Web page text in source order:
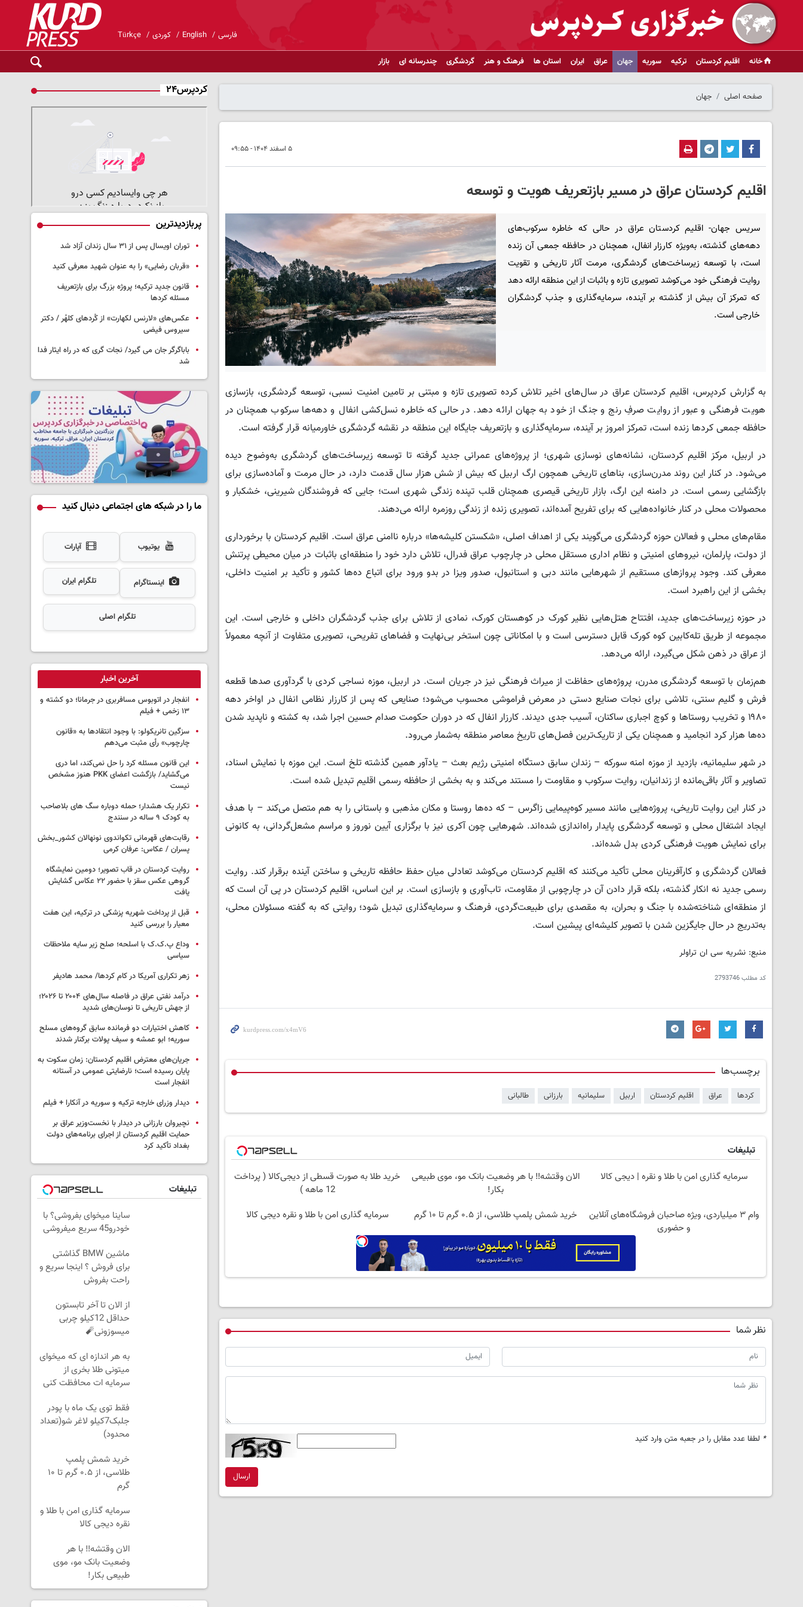
فارسی English کوردی Türkçe
خانه اقلیم کردستان ترکیه سوریه جهان عراق ایران استان ها فرهنگ و هنر گردشگری چندرسانه ای بازار
صفحه اصلی جهان
۵ اسفند ۱۴۰۴ - ۰۹:۵۵
اقلیم کردستان عراق در مسیر بازتعریف هویت و توسعه
سریس جهان- اقلیم کردستان عراق در حالی که خاطره سرکوب‌های
دهه‌های گذشته، به‌ویژه کارزار انفال، همچنان در حافظه جمعی آن زنده
است، با توسعه زیرساخت‌های گردشگری، مرمت آثار تاریخی و تقویت
روایت فرهنگی خود می‌کوشد تصویری تازه و باثبات از این منطقه ارائه دهد
که تمرکز آن بیش از گذشته بر آینده، سرمایه‌گذاری و جذب گردشگران
خارجی است.
به گزارش کردپرس، اقلیم کردستان عراق در سال‌های اخیر تلاش کرده تصویری تازه و مبتنی بر تامین امنیت نسبی، توسعه گردشگری، بازسازی
هویت فرهنگی و عبور از روایت صرفِ رنج و جنگ از خود به جهان ارائه دهد. در حالی که خاطره نسل‌کشی انفال و دهه‌ها سرکوب همچنان در
حافظه جمعی کردها زنده است، تمرکز امروز بر آینده، سرمایه‌گذاری و بازتعریف جایگاه این منطقه در نقشه گردشگری خاورمیانه قرار گرفته است.
در اربیل، مرکز اقلیم کردستان، نشانه‌های نوسازی شهری؛ از پروژه‌های عمرانی جدید گرفته تا توسعه زیرساخت‌های گردشگری به‌وضوح دیده
می‌شود. در کنار این روند مدرن‌سازی، بناهای تاریخی همچون ارگ اربیل که بیش از شش هزار سال قدمت دارد، در حال مرمت و آماده‌سازی برای
بازگشایی رسمی است. در دامنه این ارگ، بازار تاریخی قیصری همچنان قلب تپنده زندگی شهری است؛ جایی که فروشندگان شیرینی، خشکبار و
محصولات محلی در کنار خانواده‌هایی که برای تفریح آمده‌اند، تصویری زنده از زندگی روزمره ارائه می‌دهند.
مقام‌های محلی و فعالان حوزه گردشگری می‌گویند یکی از اهداف اصلی، «شکستن کلیشه‌ها» درباره ناامنی عراق است. اقلیم کردستان با برخورداری
از دولت، پارلمان، نیروهای امنیتی و نظام اداری مستقل محلی در چارچوب عراق فدرال، تلاش دارد خود را منطقه‌ای باثبات در میان محیطی پرتنش
معرفی کند. وجود پروازهای مستقیم از شهرهایی مانند دبی و استانبول، صدور ویزا در بدو ورود برای اتباع ده‌ها کشور و تأکید بر امنیت داخلی،
بخشی از این راهبرد است.
در حوزه زیرساخت‌های جدید، افتتاح هتل‌هایی نظیر کورک در کوهستان کورک، نمادی از تلاش برای جذب گردشگران داخلی و خارجی است. این
مجموعه از طریق تله‌کابین کوه کورک قابل دسترسی است و با امکاناتی چون استخر بی‌نهایت و فضاهای تفریحی، تصویری متفاوت از آنچه معمولاً
از عراق در ذهن شکل می‌گیرد، ارائه می‌دهد.
هم‌زمان با توسعه گردشگری مدرن، پروژه‌های حفاظت از میراث فرهنگی نیز در جریان است. در اربیل، موزه نساجی کردی با گردآوری صدها قطعه
فرش و گلیم سنتی، تلاشی برای نجات صنایع دستی در معرض فراموشی محسوب می‌شود؛ صنایعی که پس از کارزار نظامی انفال در اواخر دهه
۱۹۸۰ و تخریب روستاها و کوچ اجباری ساکنان، آسیب جدی دیدند. کارزار انفال که در دوران حکومت صدام حسین اجرا شد، به کشته و ناپدید شدن
ده‌ها هزار کرد انجامید و همچنان یکی از تاریک‌ترین فصل‌های تاریخ معاصر منطقه به‌شمار می‌رود.
در شهر سلیمانیه، بازدید از موزه امنه سورکه – زندان سابق دستگاه امنیتی رژیم بعث – یادآور همین گذشته تلخ است. این موزه با نمایش اسناد،
تصاویر و آثار باقی‌مانده از زندانیان، روایت سرکوب و مقاومت را مستند می‌کند و به بخشی از حافظه رسمی اقلیم تبدیل شده است.
در کنار این روایت تاریخی، پروژه‌هایی مانند مسیر کوه‌پیمایی زاگرس – که ده‌ها روستا و مکان مذهبی و باستانی را به هم متصل می‌کند – با هدف
ایجاد اشتغال محلی و توسعه گردشگری پایدار راه‌اندازی شده‌اند. شهرهایی چون آکری نیز با برگزاری آیین نوروز و مراسم مشعل‌گردانی، به کانونی
برای نمایش هویت فرهنگی کردی بدل شده‌اند.
فعالان گردشگری و کارآفرینان محلی تأکید می‌کنند که اقلیم کردستان می‌کوشد تعادلی میان حفظ حافظه تاریخی و ساختن آینده برقرار کند. روایت
رسمی جدید نه انکار گذشته، بلکه قرار دادن آن در چارچوبی از مقاومت، تاب‌آوری و بازسازی است. بر این اساس، اقلیم کردستان در پی آن است که
از منطقه‌ای شناخته‌شده با جنگ و بحران، به مقصدی برای طبیعت‌گردی، فرهنگ و سرمایه‌گذاری تبدیل شود؛ روایتی که به گفته مسئولان محلی،
به‌تدریج در حال جایگزین شدن با تصویر کلیشه‌ای پیشین است.
منبع: نشریه سی ان تراولر
کد مطلب2793746
برچسب‌ها
کردها عراق اقلیم کردستان اربیل سلیمانیه بارزانی طالبانی
تبلیغات
سرمایه گذاری امن با طلا و نقره | دیجی کالا
الان وقتشه‼️ با هر وضعیت بانک مو، موی طبیعی
بکار!
خرید طلا به صورت قسطی از دیجی‌کالا ( پرداخت
12 ماهه )
وام ۳ میلیاردی، ویژه صاحبان فروشگاه‌های آنلاین
و حضوری
خرید شمش پلمپ طلاسی، از ۰.۵ گرم تا ۱۰ گرم سرمایه گذاری امن با طلا و نقره دیجی کالا
نظر شما
* لطفا عدد مقابل را در جعبه متن وارد کنید
ارسال
کردپرس۲۴
پربازدیدترین
توران اویسال پس از ۳۱ سال زندان آزاد شد
«قربان رضایی» را به عنوان شهید معرفی کنید
قانون جدید ترکیه؛ پروژه بزرگ‌ برای بازتعریف
مسئله کردها
عکس‌های «لارنس لکهارت» از کُردهای کلهُر / دکتر
سیروس فیضی
باباگرگر جان می گیرد/ نجات گری که در راه ایثار فدا
شد
ما را در شبکه های اجتماعی دنبال کنید
یوتیوب آپارات
اینستاگرام تلگرام ایران
تلگرام اصلی
آخرین اخبار
انفجار در اتوبوس مسافربری در جرمانا؛ دو کشته و
۱۳ زخمی + فیلم
سزگین تانریکولو: با وجود انتقادها به «قانون
چارچوب» رأی مثبت می‌دهم
این قانون مسئله کرد را حل نمی‌کند، اما دری
می‌گشاید/ بازگشت اعضای PKK هنوز مشخص
نیست
تکرار یک هشدار؛ حمله دوباره سگ های بلاصاحب
به کودک ۹ ساله در سنندج
رقابت‌های قهرمانی تکواندوی نونهالان کشور_بخش
پسران / عکاس: عرفان کرمی
روایت کردستان در قاب تصویر؛ دومین نمایشگاه
گروهی عکس سقز با حضور ۲۲ عکاس گشایش
یافت
قبل از پرداخت شهریه پزشکی در ترکیه، این هفت
معیار را بررسی کنید
وداع پ.ک.ک با اسلحه؛ صلح زیر سایه ملاحظات
سیاسی
زهر تکراری آمریکا در کام کردها/ محمد هادیفر
درآمد نفتی عراق در فاصله سال‌های ۲۰۰۴ تا ۲۰۲۶؛
از جهش تاریخی تا نوسان‌های شدید
کاهش اختیارات دو فرمانده سابق گروه‌های مسلح
سوریه؛ ابو عمشه و سیف پولات برکنار شدند
جریان‌های معترض اقلیم کردستان: زمان سکوت به
پایان رسیده است؛ نارضایتی عمومی در آستانه
انفجار است
دیدار وزرای خارجه ترکیه و سوریه در آنکارا + فیلم
نچیروان بارزانی در دیدار با نخست‌وزیر عراق بر
حمایت اقلیم کردستان از اجرای برنامه‌های دولت
بغداد تأکید کرد
تبلیغات
ساینا میخوای بفروشی؟ با
خودرو45 سریع میفروشی
ماشین BMW گذاشتی
برای فروش ؟ اینجا سریع و
راحت بفروش
از الان تا آخر تابستون
حداقل 12کیلو چربی
میسوزونی🧨
به هر اندازه ای که میخوای
میتونی طلا بخری از
سرمایه ات محافظت کنی
فقط توی یک ماه با پودر
جلبک7کیلو لاغر شو(تعداد
محدود)
خرید شمش پلمپ
طلاسی، از ۰.۵ گرم تا ۱۰
گرم
سرمایه گذاری امن با طلا و
نقره دیجی کالا
الان وقتشه‼️ با هر
وضعیت بانک مو، موی
طبیعی بکار!